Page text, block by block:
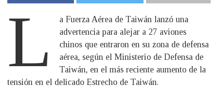
L
a Fuerza Aérea de Taiwán lanzó una
advertencia para alejar a 27 aviones
chinos que entraron en su zona de defensa
aérea, según el Ministerio de Defensa de
Taiwán, en el más reciente aumento de la
tensión en el delicado Estrecho de Taiwán.